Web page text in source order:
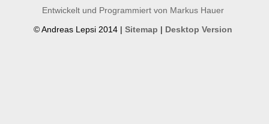
Entwickelt und Programmiert von Markus Hauer
© Andreas Lepsi 2014 |Sitemap | Desktop Version